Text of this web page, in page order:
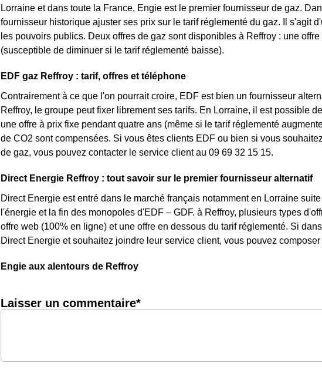
Lorraine et dans toute la France, Engie est le premier fournisseur de gaz.
fournisseur historique ajuster ses prix sur le tarif réglementé du gaz. Il s'agit
les pouvoirs publics. Deux offres de gaz sont disponibles à Reffroy : une
(susceptible de diminuer si le tarif réglementé baisse).
EDF gaz Reffroy : tarif, offres et téléphone
Contrairement à ce que l'on pourrait croire, EDF est bien un fournisseur
Reffroy, le groupe peut fixer librement ses tarifs. En Lorraine, il est possible
une offre à prix fixe pendant quatre ans (même si le tarif réglementé
de CO2 sont compensées. Si vous êtes clients EDF ou bien si vous
de gaz, vous pouvez contacter le service client au 09 69 32 15 15.
Direct Energie Reffroy : tout savoir sur le premier fournisseur alternatif
Direct Energie est entré dans le marché français notamment en Lorraine
l'énergie et la fin des monopoles d'EDF – GDF. à Reffroy, plusieurs types
offre web (100% en ligne) et une offre en dessous du tarif réglementé. Si
Direct Energie et souhaitez joindre leur service client, vous pouvez composer
Engie aux alentours de Reffroy
Laisser un commentaire*